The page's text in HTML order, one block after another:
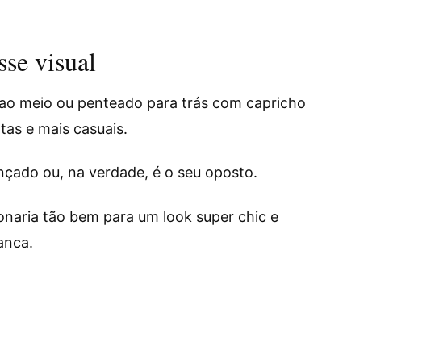
visual
meio ou penteado para trás com capricho
e mais casuais.
ou, na verdade, é o seu oposto.
tão bem para um look super chic e